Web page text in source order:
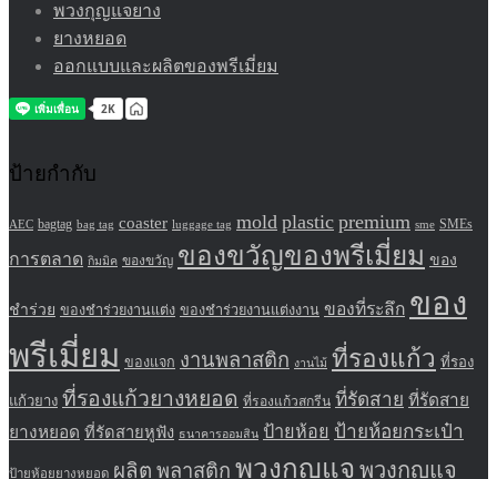
พวงกุญแจยาง
ยางหยอด
ออกแบบและผลิตของพรีเมี่ยม
ป้ายกำกับ
AEC bagtag bag tag coaster luggage tag mold plastic premium sme SMEs
การตลาด กิมมิค ของขวัญ ของขวัญของพรีเมี่ยม ของ
ชำร่วย ของชำร่วยงานแต่ง ของชำร่วยงานแต่งงาน ของที่ระลึก ของ
พรีเมี่ยม ของแจก งานพลาสติก งานไม้ ที่รองแก้ว ที่รอง
แก้วยาง ที่รองแก้วยางหยอด ที่รองแก้วสกรีน ที่รัดสาย ที่รัดสาย
ยางหยอด ที่รัดสายหูฟัง ธนาคารออมสิน ป้ายห้อย ป้ายห้อยกระเป๋า
ป้ายห้อยยางหยอด ผลิต พลาสติก พวงกุญแจ พวงกุญแจ